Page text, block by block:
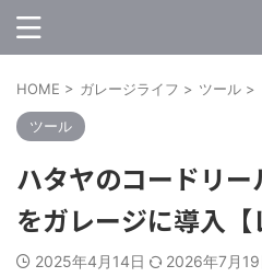
HOME > ガレージライフ > ツール >
ツール
ハタヤのコードリ
をガレージに導入【
2025年4月14日 2026年7月19